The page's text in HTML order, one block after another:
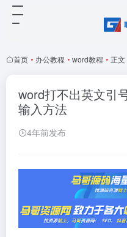
首页 • 办公教程 • word教程 • 正文
word打不出英文引
输入方法
4年前发布